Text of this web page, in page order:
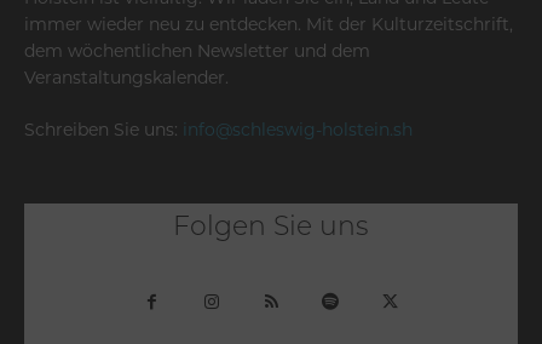
immer wieder neu zu entdecken. Mit der Kulturzeitschrift,
dem wöchentlichen Newsletter und dem
Veranstaltungskalender.
Schreiben Sie uns: info@schleswig-holstein.sh
Folgen Sie uns